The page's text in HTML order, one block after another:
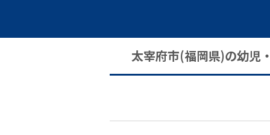
太宰府市(福岡県)の幼児